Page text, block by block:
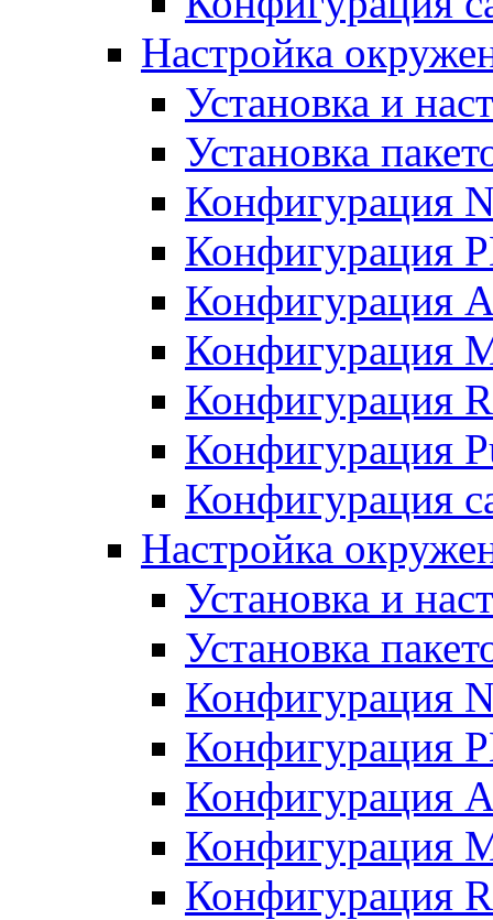
Настройка
Установка и
Установка
Конфигурация
Конфигурация
Конфигурация
Конфигурация
Конфигурация
Конфигурация
Конфигурация
Настройка
Установка и
Установка
Конфигурация
Конфигурация
Конфигурация
Конфигурация
Конфигурация